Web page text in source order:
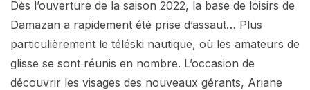
Dès l’ouverture de la saison 2022, la base de loisirs de
Damazan a rapidement été prise d’assaut… Plus
particulièrement le téléski nautique, où les amateurs de
glisse se sont réunis en nombre. L’occasion de
découvrir les visages des nouveaux gérants, Ariane